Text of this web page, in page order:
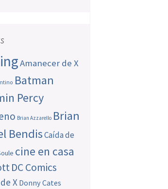
Amanecer de X
Batman
Percy
Brian Azzarello Brian
BendisCaída de
cine en casa
DC Comics
XDonny Cates